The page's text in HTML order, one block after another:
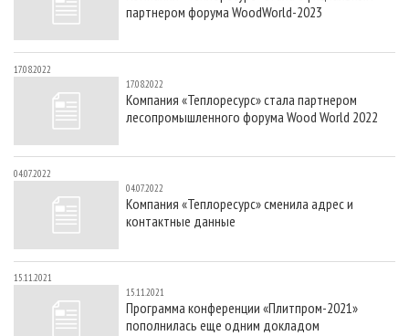
партнером форума WoodWorld-2023
17.08.2022
17.08.2022
Компания «Теплоресурс» стала партнером
лесопромышленного форума Wood World 2022
04.07.2022
04.07.2022
Компания «Теплоресурс» сменила адрес и
контактные данные
15.11.2021
15.11.2021
Программа конференции «Плитпром-2021»
пополнилась еще одним докладом